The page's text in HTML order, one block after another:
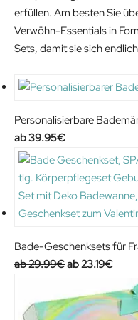
erfüllen. Am besten Sie
Verwöhn-Essentials in
Sets, damit sie sich
Personalisierbare
39.95€
Bade-Geschenksets für
29.99€Original
was:
29.99€.
23.19€
price
is: